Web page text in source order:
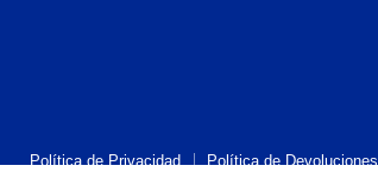
Política de Privacidad Política de Devoluciones